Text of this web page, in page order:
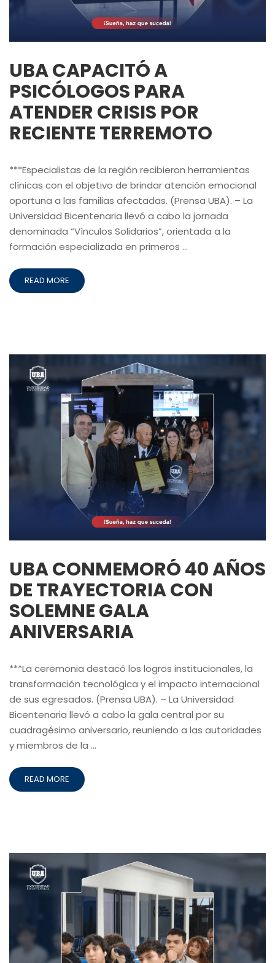
UBA CAPACITÓ A
PSICÓLOGOS PARA
ATENDER CRISIS POR
RECIENTE TERREMOTO
***Especialistas de la región recibieron herramientas
clínicas con el objetivo de brindar atención emocional
oportuna a las familias afectadas. (Prensa UBA). – La
Universidad Bicentenaria llevó a cabo la jornada
denominada “Vínculos Solidarios”, orientada a la
formación especializada en primeros …
READ MORE
UBA CONMEMORÓ 40 AÑOS
DE TRAYECTORIA CON
SOLEMNE GALA
ANIVERSARIA
***La ceremonia destacó los logros institucionales, la
transformación tecnológica y el impacto internacional
de sus egresados. (Prensa UBA). – La Universidad
Bicentenaria llevó a cabo la gala central por su
cuadragésimo aniversario, reuniendo a las autoridades
y miembros de la …
READ MORE